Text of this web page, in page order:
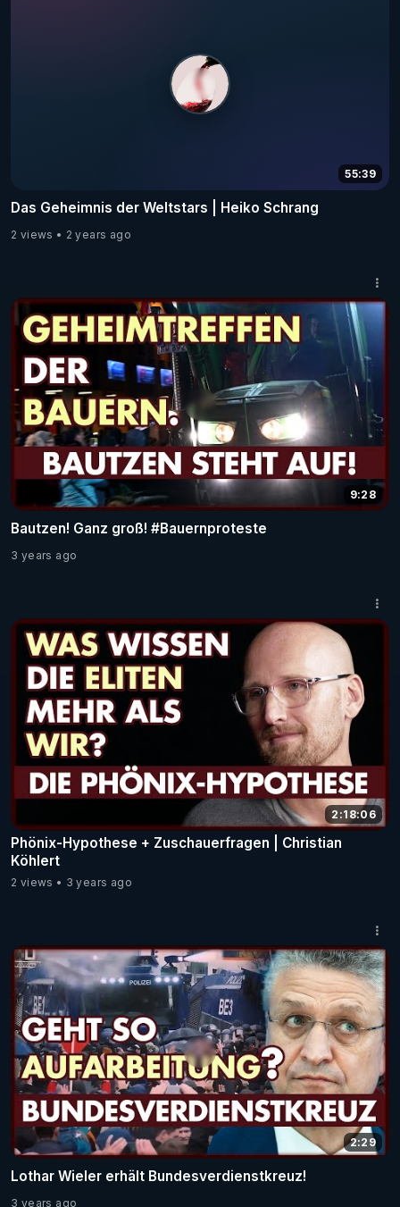
55:39
Das Geheimnis der Weltstars | Heiko Schrang
2 views 2 years ago
9:28
Bautzen! Ganz groß! #Bauernproteste
3 years ago
2:18:06
Phönix-Hypothese + Zuschauerfragen | Christian
Köhlert
2 views 3 years ago
2:29
Lothar Wieler erhält Bundesverdienstkreuz!
3 years ago